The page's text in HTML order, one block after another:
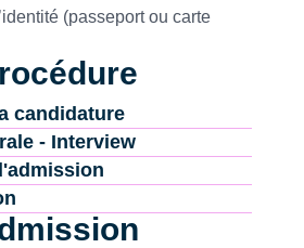
(passeport ou carte
candidature
- Interview